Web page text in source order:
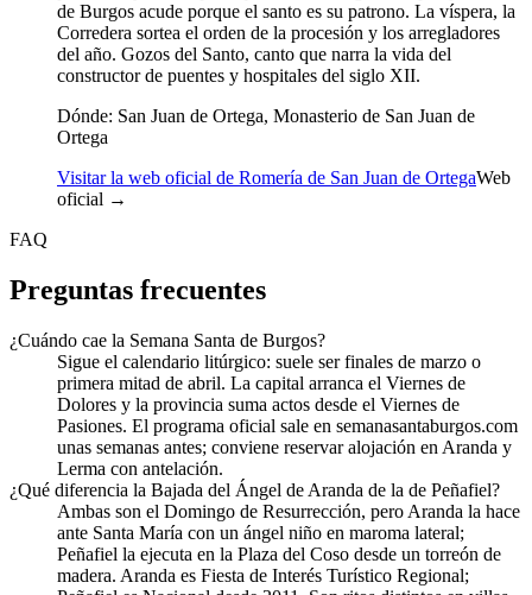
de Burgos acude porque el santo es su patrono. La víspera, la
Corredera sortea el orden de la procesión y los arregladores
del año. Gozos del Santo, canto que narra la vida del
constructor de puentes y hospitales del siglo XII.
Dónde: San Juan de Ortega, Monasterio de San Juan de
Ortega
Visitar la web oficial de Romería de San Juan de OrtegaWeb
oficial →
FAQ
Preguntas frecuentes
¿Cuándo cae la Semana Santa de Burgos?
Sigue el calendario litúrgico: suele ser finales de marzo o
primera mitad de abril. La capital arranca el Viernes de
Dolores y la provincia suma actos desde el Viernes de
Pasiones. El programa oficial sale en semanasantaburgos.com
unas semanas antes; conviene reservar alojación en Aranda y
Lerma con antelación.
¿Qué diferencia la Bajada del Ángel de Aranda de la de Peñafiel?
Ambas son el Domingo de Resurrección, pero Aranda la hace
ante Santa María con un ángel niño en maroma lateral;
Peñafiel la ejecuta en la Plaza del Coso desde un torreón de
madera. Aranda es Fiesta de Interés Turístico Regional;